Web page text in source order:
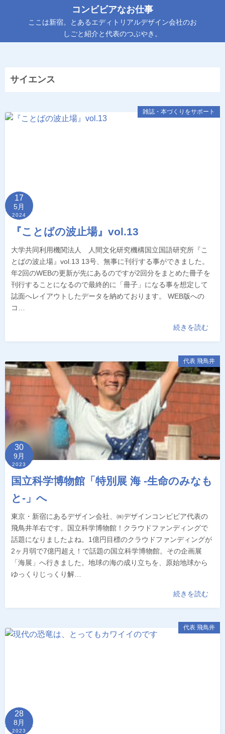
ン
ッ
コンビビアなお仕事
ここは新宿。とあるエディトリアルデザイン会社のお
しごと紹介と代表のつぶやき。
サイエンス
雑誌・本づくりをサポート
17
5月
2024
『ことばの波止場』vol.13
大学共同利用機関法人 人間文化研究機構国立国語研究所『こ
とばの波止場』vol.13 13号、無事に刊行する事ができました。
年2回のWEBの更新が先にあるのですが2回分をまとめた冊子を
刊行することになるので最終的に「冊子」になる事を想定して
誌面へレイアウトしたデータを納めております。 WEB版への
コ…
続きを読む
代表 飛鳥井
30
9月
2023
国立科学博物館「特別展 海 -生命のみなも
と-」へ
東京・新宿にあるデザイン会社、㈱デザインコンビビア代表の
飛鳥井羊右です。国立科学博物館！クラウドファンディングで
話題になりましたよね。1億円目標のクラウドファンディングが
2ヶ月弱で7億円超え！で話題の国立科学博物館。その企画展
「海展」へ行きました。地球の海の成り立ちを、原始地球から
ゆっくりじっくり解…
続きを読む
代表 飛鳥井
28
8月
2023